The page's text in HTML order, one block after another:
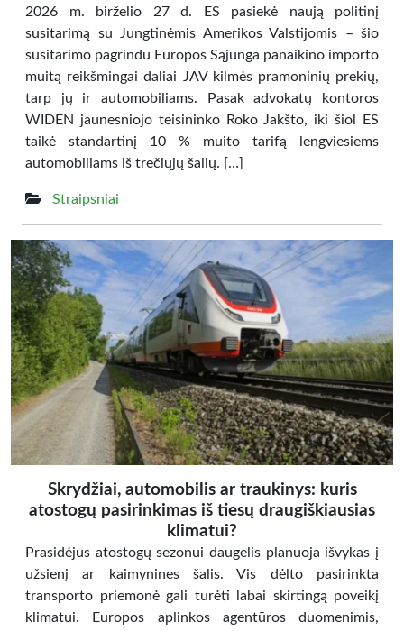
2026 m. birželio 27 d. ES pasiekė naują politinį
susitarimą su Jungtinėmis Amerikos Valstijomis – šio
susitarimo pagrindu Europos Sąjunga panaikino importo
muitą reikšmingai daliai JAV kilmės pramoninių prekių,
tarp jų ir automobiliams. Pasak advokatų kontoros
WIDEN jaunesniojo teisininko Roko Jakšto, iki šiol ES
taikė standartinį 10 % muito tarifą lengviesiems
automobiliams iš trečiųjų šalių. […]
Straipsniai
Skrydžiai, automobilis ar traukinys: kuris
atostogų pasirinkimas iš tiesų draugiškiausias
klimatui?
Prasidėjus atostogų sezonui daugelis planuoja išvykas į
užsienį ar kaimynines šalis. Vis dėlto pasirinkta
transporto priemonė gali turėti labai skirtingą poveikį
klimatui. Europos aplinkos agentūros duomenimis,